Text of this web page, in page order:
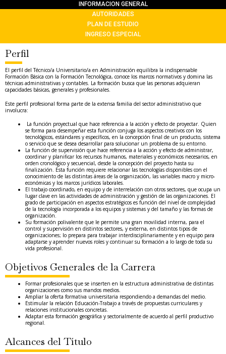
INFORMACION GENERAL
AUTORIDADES
PLAN DE ESTUDIO
INGRESO ESPECIAL
Perfil
El perfil del Técnico/a Universitario/a en Administración equilibra la indispensable
Formación Básica con la Formación Tecnológica, conoce los marcos normativos y domina las
técnicas administrativas y contables. La formación busca que las personas adquieran
capacidades básicas, generales y profesionales.
Este perfil profesional forma parte de la extensa familia del sector administrativo que
involucra:
La función proyectual que hace referencia a la acción y efecto de proyectar. Quien
se forma para desempeñar esta función conjuga los aspectos creativos con los
tecnológicos, estándares y específicos, en la concepción final de un producto, sistema
o servicio que se desea desarrollar para solucionar un problema de su entorno.
La función de supervisión que hace referencia a la acción y efecto de administrar,
coordinar y planificar los recursos humanos, materiales y económicos necesarios, en
orden cronológico y secuencial, desde la concepción del proyecto hasta su
finalización. Esta función requiere relacionar las tecnologías disponibles con el
conocimiento de las distintas áreas de la organización, las variables macro y micro-
económicas y los marcos jurídicos laborales.
El trabajo coordinado, en equipo y de interrelación con otros sectores, que ocupa un
lugar clave en las actividades de administración y gestión de las organizaciones. El
grado de participación en aspectos estratégicos es función del nivel de complejidad
de la tecnología incorporada a los equipos y sistemas y del tamaño y las formas de
organización.
Su formación polivalente que le permite una gran movilidad interna, para el
control y supervisión en distintos sectores, y externa, en distintos tipos de
organizaciones; lo prepara para trabajar interdisciplinariamente y en equipo para
adaptarse y aprender nuevos roles y continuar su formación a lo largo de toda su
vida profesional.
Objetivos Generales de la Carrera
Formar profesionales que se inserten en la estructura administrativa de distintas
organizaciones como sus mandos medios.
Ampliar la oferta formativa universitaria respondiendo a demandas del medio.
Estimular la relación Educación-Trabajo a través de propuestas curriculares y
relaciones institucionales concretas.
Adaptar esta formación geográfica y sectorialmente de acuerdo al perfil productivo
regional.
Alcances del Título